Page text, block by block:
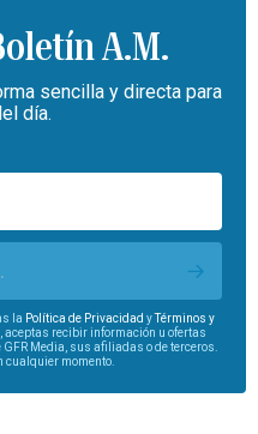
A.M.
sencilla y directa para
día.
la Política de Privacidad y
Términos y
aceptas recibir información u ofertas
Media, sus afiliadas o de terceros.
cualquier momento.